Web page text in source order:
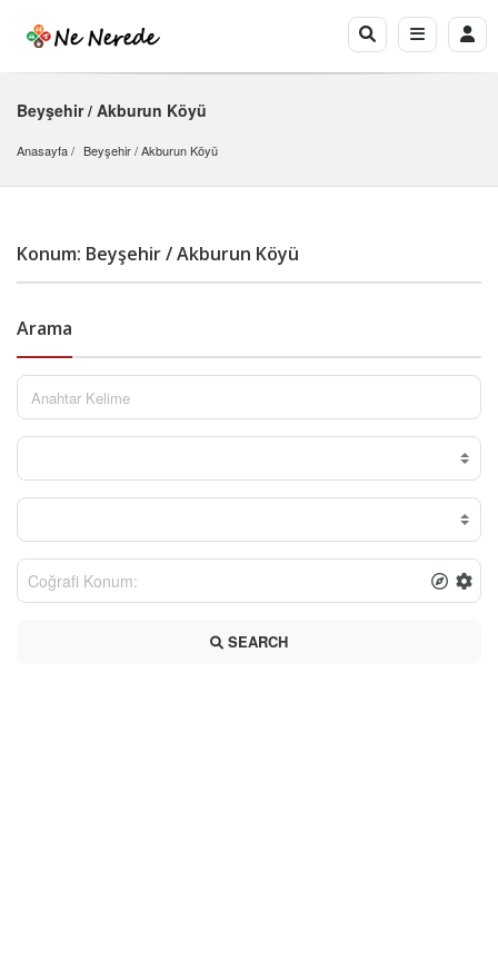
Beyşehir / Akburun Köyü
Anasayfa Beyşehir / Akburun Köyü
Konum: Beyşehir / Akburun Köyü
Arama
SEARCH